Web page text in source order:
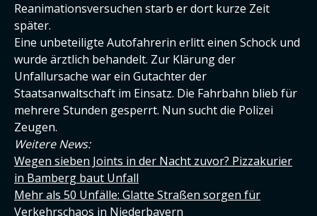
Reanimationsversuchen starb er dort kurze Zeit
später.
Eine unbeteiligte Autofahrerin erlitt einen Schock und
wurde ärztlich behandelt. Zur Klärung der
Unfallursache war ein Gutachter der
Staatsanwaltschaft im Einsatz. Die Fahrbahn blieb für
mehrere Stunden gesperrt. Nun sucht die Polizei
Zeugen.
Weitere News:
Wegen sieben Joints in der Nacht zuvor? Pizzakurier
in Bamberg baut Unfall
Mehr als 50 Unfälle: Glatte Straßen sorgen für
Verkehrschaos in Niederbayern